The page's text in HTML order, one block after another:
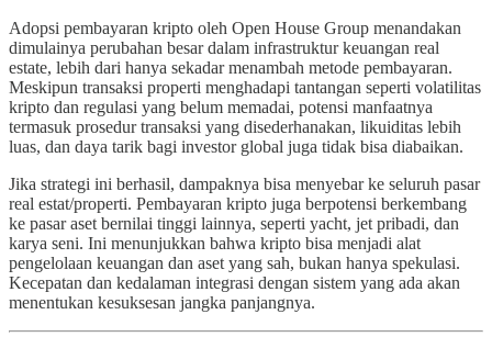
Adopsi pembayaran kripto oleh Open House Group menandakan
dimulainya perubahan besar dalam infrastruktur keuangan real
estate, lebih dari hanya sekadar menambah metode pembayaran.
Meskipun transaksi properti menghadapi tantangan seperti volatilitas
kripto dan regulasi yang belum memadai, potensi manfaatnya
termasuk prosedur transaksi yang disederhanakan, likuiditas lebih
luas, dan daya tarik bagi investor global juga tidak bisa diabaikan.
Jika strategi ini berhasil, dampaknya bisa menyebar ke seluruh pasar
real estat/properti. Pembayaran kripto juga berpotensi berkembang
ke pasar aset bernilai tinggi lainnya, seperti yacht, jet pribadi, dan
karya seni. Ini menunjukkan bahwa kripto bisa menjadi alat
pengelolaan keuangan dan aset yang sah, bukan hanya spekulasi.
Kecepatan dan kedalaman integrasi dengan sistem yang ada akan
menentukan kesuksesan jangka panjangnya.